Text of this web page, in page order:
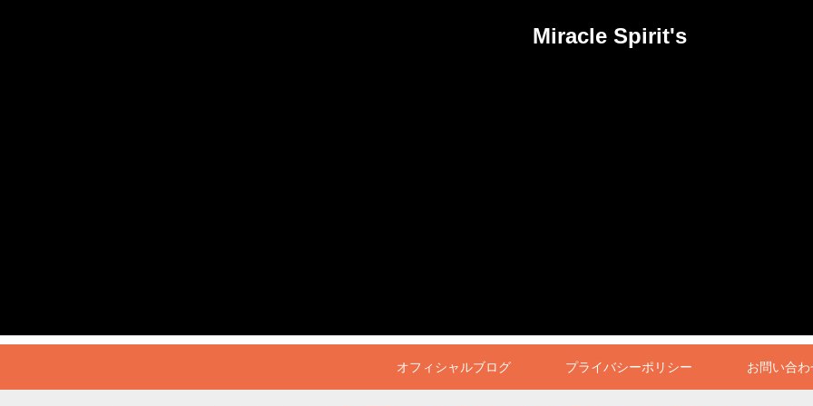
Miracle Spirit's
オフィシャルブログ プライバシーポリシー お問い合わ